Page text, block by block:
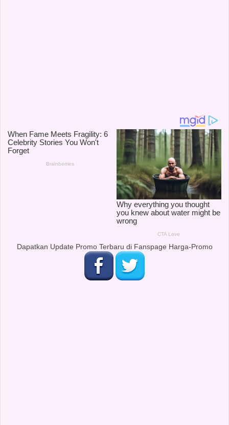
Dapatkan Update Promo Terbaru di Fanspage Harga-Promo